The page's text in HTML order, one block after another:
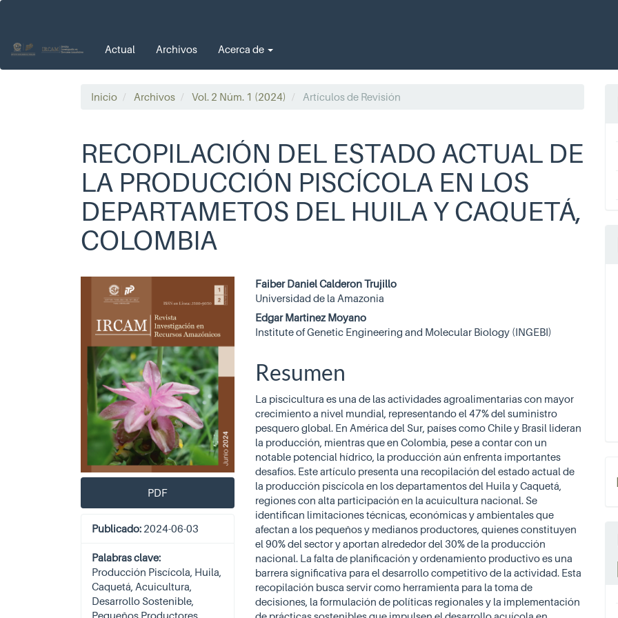
principal
Actual Archivos Acerca de
Inicio Archivos Vol. 2 Núm. 1 (2024) Artículos de Revisión
RECOPILACIÓN DEL ESTADO ACTUAL DE
LA PRODUCCIÓN PISCÍCOLA EN LOS
DEPARTAMETOS DEL HUILA Y CAQUETÁ,
COLOMBIA
Barra
lateral
del
artículo
PDF
Publicado: 2024-06-03
Palabras clave:
Producción Piscícola, Huila,
Caquetá, Acuicultura,
Desarrollo Sostenible,
Pequeños Productores,
Contenido
principal
del
artículo
Faiber Daniel Calderon Trujillo
Universidad de la Amazonia
Edgar Martinez Moyano
Institute of Genetic Engineering and Molecular Biology (INGEBI)
Resumen
La piscicultura es una de las actividades agroalimentarias con mayor
crecimiento a nivel mundial, representando el 47% del suministro
pesquero global. En América del Sur, países como Chile y Brasil lideran
la producción, mientras que en Colombia, pese a contar con un
notable potencial hídrico, la producción aún enfrenta importantes
desafíos. Este artículo presenta una recopilación del estado actual de
la producción piscícola en los departamentos del Huila y Caquetá,
regiones con alta participación en la acuicultura nacional. Se
identifican limitaciones técnicas, económicas y ambientales que
afectan a los pequeños y medianos productores, quienes constituyen
el 90% del sector y aportan alrededor del 30% de la producción
nacional. La falta de planificación y ordenamiento productivo es una
barrera significativa para el desarrollo competitivo de la actividad. Esta
recopilación busca servir como herramienta para la toma de
decisiones, la formulación de políticas regionales y la implementación